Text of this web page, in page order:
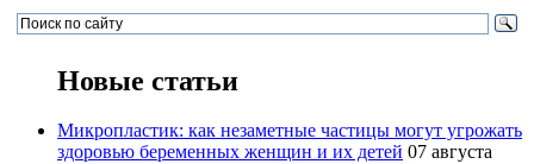
Новые статьи
Микропластик: как незаметные частицы могут угрожать
здоровью беременных женщин и их детей 07 августа